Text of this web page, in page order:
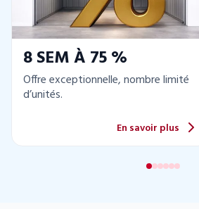
8 SEM À 75 %
Offre exceptionnelle, nombre limité
d’unités.
En savoir plus